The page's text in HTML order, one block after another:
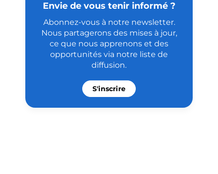
Envie de vous tenir informé ?
Abonnez-vous à notre newsletter.
Nous partagerons des mises à jour,
ce que nous apprenons et des
opportunités via notre liste de
diffusion.
S'inscrire